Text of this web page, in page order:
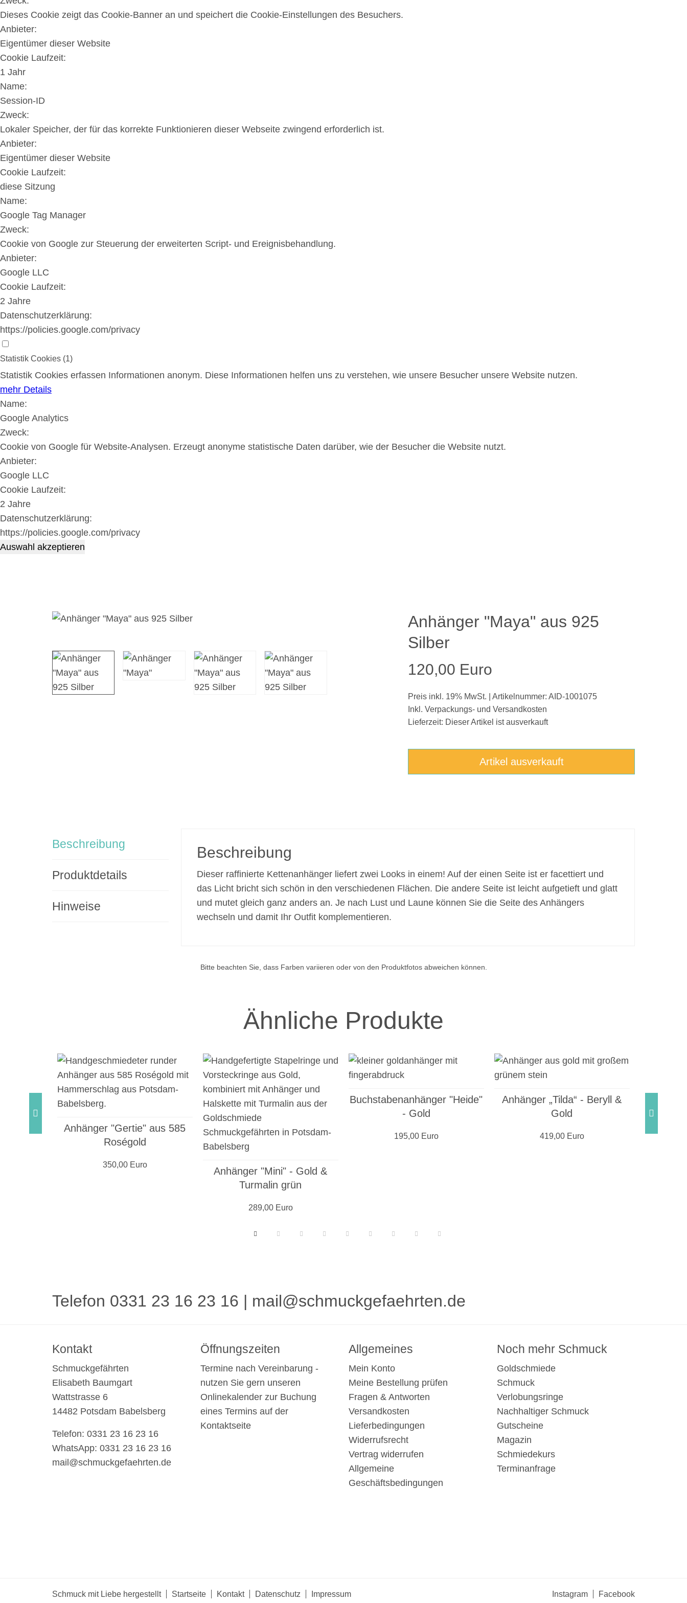
Dieses Cookie zeigt das Cookie-Banner an und speichert die Cookie-Einstellungen des Besuchers.
Anbieter:
Eigentümer dieser Website
Cookie Laufzeit:
1 Jahr
Name:
Session-ID
Zweck:
Lokaler Speicher, der für das korrekte Funktionieren dieser Webseite zwingend erforderlich ist.
Anbieter:
Eigentümer dieser Website
Cookie Laufzeit:
diese Sitzung
Name:
Google Tag Manager
Zweck:
Cookie von Google zur Steuerung der erweiterten Script- und Ereignisbehandlung.
Anbieter:
Google LLC
Cookie Laufzeit:
2 Jahre
Datenschutzerklärung:
https://policies.google.com/privacy
Statistik Cookies (1)
Statistik Cookies erfassen Informationen anonym. Diese Informationen helfen uns zu verstehen, wie unsere Besucher unsere Website nutzen.
mehr Details
Name:
Google Analytics
Zweck:
Cookie von Google für Website-Analysen. Erzeugt anonyme statistische Daten darüber, wie der Besucher die Website nutzt.
Anbieter:
Google LLC
Cookie Laufzeit:
2 Jahre
Datenschutzerklärung:
https://policies.google.com/privacy
Auswahl akzeptieren
Anhänger "Maya" aus 925
Silber
120,00 Euro
Preis inkl. 19% MwSt. | Artikelnummer: AID-1001075
Inkl. Verpackungs- und Versandkosten
Lieferzeit: Dieser Artikel ist ausverkauft
Artikel ausverkauft
Beschreibung
Produktdetails
Hinweise
Beschreibung
Dieser raffinierte Kettenanhänger liefert zwei Looks in einem! Auf der einen Seite ist er facettiert und
das Licht bricht sich schön in den verschiedenen Flächen. Die andere Seite ist leicht aufgetieft und glatt
und mutet gleich ganz anders an. Je nach Lust und Laune können Sie die Seite des Anhängers
wechseln und damit Ihr Outfit komplementieren.
Bitte beachten Sie, dass Farben variieren oder von den Produktfotos abweichen können.
Ähnliche Produkte
Anhänger "Gertie" aus 585
Roségold
350,00 Euro
Anhänger "Mini" - Gold &
Turmalin grün
289,00 Euro
Buchstabenanhänger "Heide"
- Gold
195,00 Euro
Anhänger „Tilda“ - Beryll &
Gold
419,00 Euro
Telefon 0331 23 16 23 16 | mail@schmuckgefaehrten.de
Kontakt
Schmuckgefährten
Elisabeth Baumgart
Wattstrasse 6
14482 Potsdam Babelsberg
Telefon: 0331 23 16 23 16
WhatsApp: 0331 23 16 23 16
mail@schmuckgefaehrten.de
Öffnungszeiten
Termine nach Vereinbarung -
nutzen Sie gern unseren
Onlinekalender zur Buchung
eines Termins auf der
Kontaktseite
Allgemeines
Mein Konto
Meine Bestellung prüfen
Fragen & Antworten
Versandkosten
Lieferbedingungen
Widerrufsrecht
Vertrag widerrufen
Allgemeine
Geschäftsbedingungen
Noch mehr Schmuck
Goldschmiede
Schmuck
Verlobungsringe
Nachhaltiger Schmuck
Gutscheine
Magazin
Schmiedekurs
Terminanfrage
Schmuck mit Liebe hergestellt Startseite Kontakt Datenschutz Impressum Instagram Facebook